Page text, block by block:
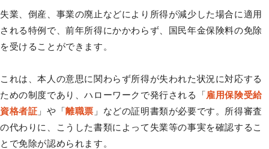
失業、倒産、事業の廃止などにより所得が減少した場合に適用
される特例で、前年所得にかかわらず、国民年金保険料の免除
を受けることができます。
これは、本人の意思に関わらず所得が失われた状況に対応する
ための制度であり、ハローワークで発行される「雇用保険受給
資格者証 」や「離職票 」などの証明書類が必要です。所得審査
の代わりに、こうした書類によって失業等の事実を確認するこ
とで免除が認められます。